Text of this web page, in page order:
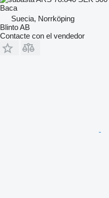
Baca
Suecia, Norrköping
Blinto AB
Contacte con el vendedor